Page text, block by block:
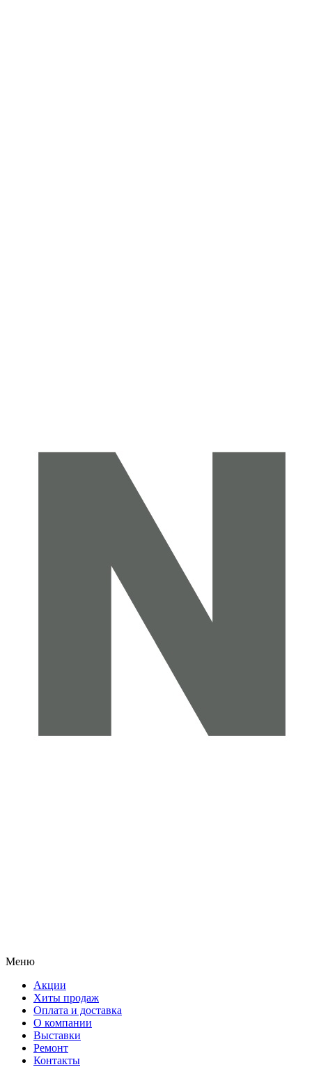
Меню
Акции
Хиты продаж
Оплата и доставка
О компании
Выставки
Ремонт
Контакты